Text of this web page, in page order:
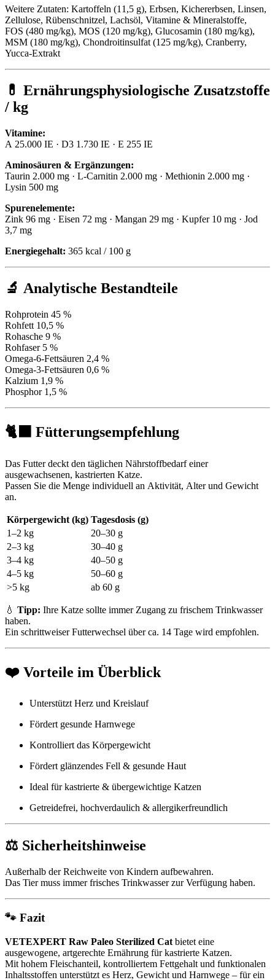
Weitere Zutaten: Kartoffeln (11,5 g), Erbsen, Kichererbsen, Linsen,
Zellulose, Rübenschnitzel, Lachsöl, Vitamine & Mineralstoffe,
FOS (480 mg/kg), MOS (120 mg/kg), Glucosamin (180 mg/kg),
MSM (180 mg/kg), Chondroitinsulfat (125 mg/kg), Cranberry,
Yucca-Extrakt
💊 Ernährungsphysiologische Zusatzstoffe
/ kg
Vitamine:
A 25.000 IE · D3 1.730 IE · E 255 IE
Aminosäuren & Ergänzungen:
Taurin 2.000 mg · L-Carnitin 2.000 mg · Methionin 2.000 mg ·
Lysin 500 mg
Spurenelemente:
Zink 96 mg · Eisen 72 mg · Mangan 29 mg · Kupfer 10 mg · Jod
3,7 mg
Energiegehalt: 365 kcal / 100 g
🔬 Analytische Bestandteile
Rohprotein 45 %
Rohfett 10,5 %
Rohasche 9 %
Rohfaser 5 %
Omega-6-Fettsäuren 2,4 %
Omega-3-Fettsäuren 0,6 %
Kalzium 1,9 %
Phosphor 1,5 %
🐈‍⬛ Fütterungsempfehlung
Das Futter deckt den täglichen Nährstoffbedarf einer
ausgewachsenen, kastrierten Katze.
Passen Sie die Menge individuell an Aktivität, Alter und Gewicht
an.
Körpergewicht (kg) Tagesdosis (g)
1–2 kg
20–30 g
2–3 kg
30–40 g
3–4 kg
40–50 g
4–5 kg
50–60 g
>5 kg
ab 60 g
💧 Tipp: Ihre Katze sollte immer Zugang zu frischem Trinkwasser
haben.
Ein schrittweiser Futterwechsel über ca. 14 Tage wird empfohlen.
❤️ Vorteile im Überblick
Unterstützt Herz und Kreislauf
Fördert gesunde Harnwege
Kontrolliert das Körpergewicht
Fördert glänzendes Fell & gesunde Haut
Ideal für kastrierte & übergewichtige Katzen
Getreidefrei, hochverdaulich & allergikerfreundlich
⚖️ Sicherheitshinweise
Außerhalb der Reichweite von Kindern aufbewahren.
Das Tier muss immer frisches Trinkwasser zur Verfügung haben.
🐾 Fazit
VETEXPERT Raw Paleo Sterilized Cat bietet eine
ausgewogene, artgerechte Ernährung für kastrierte Katzen.
Mit hohem Fleischanteil, kontrolliertem Fettgehalt und funktionalen
Inhaltsstoffen unterstützt es Herz, Gewicht und Harnwege – für ein